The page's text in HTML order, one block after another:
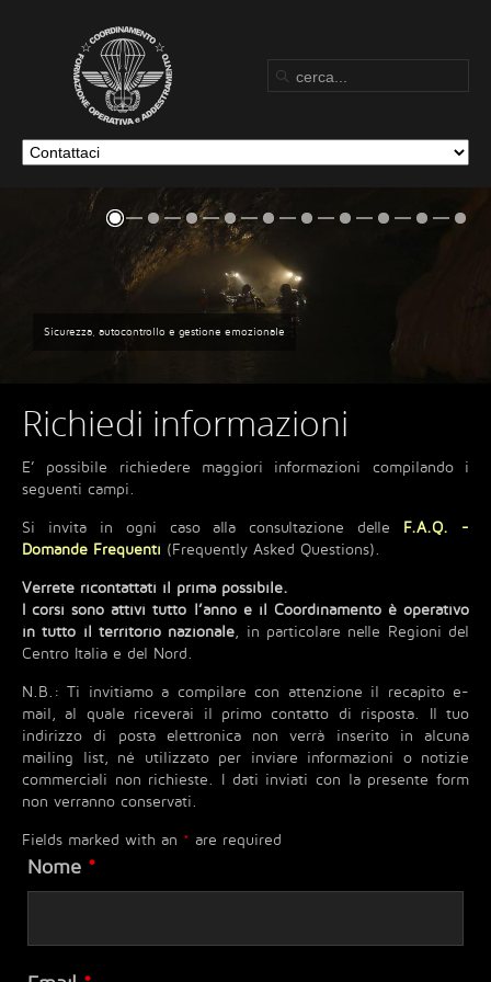
Sicurezza, autocontrollo e gestione emozionale
Richiedi informazioni
E’ possibile richiedere maggiori informazioni compilando i
seguenti campi.
Si invita in ogni caso alla consultazione delle F.A.Q. -
Domande Frequenti (Frequently Asked Questions).
Verrete ricontattati il prima possibile.
I corsi sono attivi tutto l’anno e il Coordinamento è operativo
in tutto il territorio nazionale , in particolare nelle Regioni del
Centro Italia e del Nord.
N.B.: Ti invitiamo a compilare con attenzione il recapito e-
mail, al quale riceverai il primo contatto di risposta. Il tuo
indirizzo di posta elettronica non verrà inserito in alcuna
mailing list, né utilizzato per inviare informazioni o notizie
commerciali non richieste. I dati inviati con la presente form
non verranno conservati.
Fields marked with an * are required
Nome *